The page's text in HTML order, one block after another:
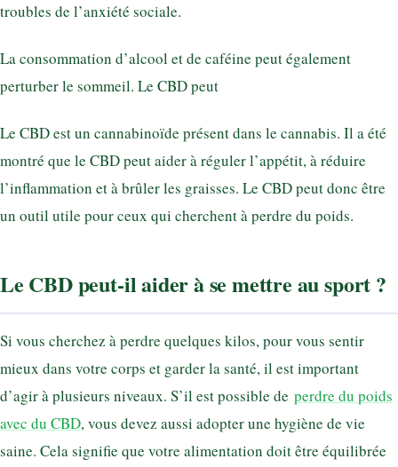
troubles de l’anxiété sociale.
La consommation d’alcool et de caféine peut également
perturber le sommeil. Le CBD peut
Le CBD est un cannabinoïde présent dans le cannabis. Il a été
montré que le CBD peut aider à réguler l’appétit, à réduire
l’inflammation et à brûler les graisses. Le CBD peut donc être
un outil utile pour ceux qui cherchent à perdre du poids.
Le CBD peut-il aider à se mettre au sport ?
Si vous cherchez à perdre quelques kilos, pour vous sentir
mieux dans votre corps et garder la santé, il est important
d’agir à plusieurs niveaux. S’il est possible de perdre du poids
avec du CBD, vous devez aussi adopter une hygiène de vie
saine. Cela signifie que votre alimentation doit être équilibrée